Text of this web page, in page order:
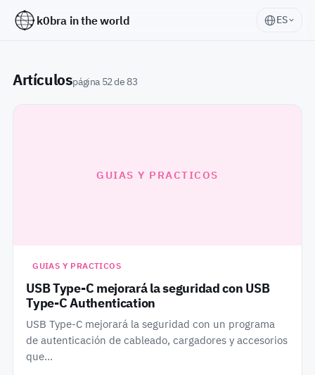
k0bra in the world ES
Artículospágina 52 de 83
GUIAS Y PRACTICOS
GUIAS Y PRACTICOS
USB Type-C mejorará la seguridad con USB
Type-C Authentication
USB Type-C mejorará la seguridad con un programa
de autenticación de cableado, cargadores y accesorios
que…